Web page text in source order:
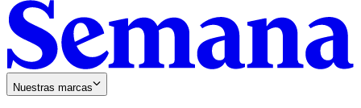
Nuestras marcas